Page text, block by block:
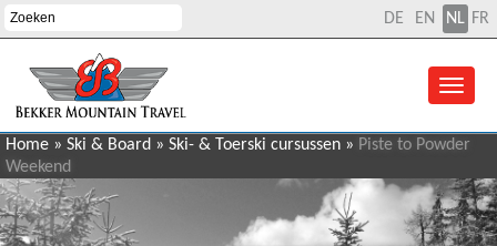
DE EN FR
NL
Home » Ski & Board » Ski- & Toerski cursussen » Piste to Powder
Weekend